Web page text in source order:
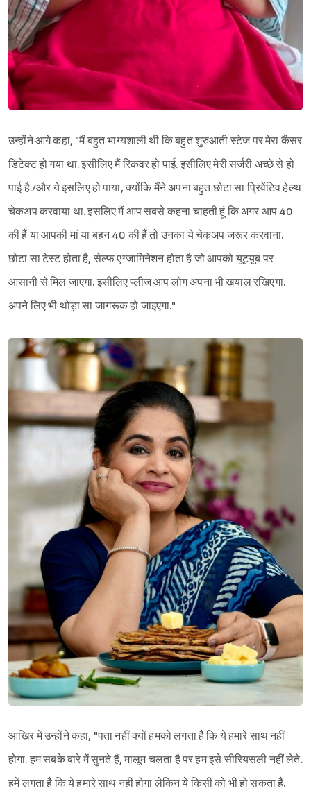
उन्होंने आगे कहा, "मैं बहुत भाग्यशाली थी कि बहुत शुरुआती स्टेज पर मेरा कैंसर
डिटेक्ट हो गया था. इसीलिए मैं रिकवर हो पाई. इसीलिए मेरी सर्जरी अच्छे से हो
पाई है./और ये इसलिए हो पाया, क्योंकि मैंने अपना बहुत छोटा सा प्रिवेंटिव हेल्थ
चेकअप करवाया था. इसलिए मैं आप सबसे कहना चाहती हूं कि अगर आप 40
की हैं या आपकी मां या बहन 40 की हैं तो उनका ये चेकअप जरूर करवाना.
छोटा सा टेस्ट होता है, सेल्फ एग्जामिनेशन होता है जो आपको यूट्यूब पर
आसानी से मिल जाएगा. इसीलिए प्लीज आप लोग अपना भी खयाल रखिएगा.
अपने लिए भी थोड़ा सा जागरूक हो जाइएगा."
आखिर में उन्होंने कहा, "पता नहीं क्यों हमको लगता है कि ये हमारे साथ नहीं
होगा. हम सबके बारे में सुनते हैं, मालूम चलता है पर हम इसे सीरियसली नहीं लेते.
हमें लगता है कि ये हमारे साथ नहीं होगा लेकिन ये किसी को भी हो सकता है.